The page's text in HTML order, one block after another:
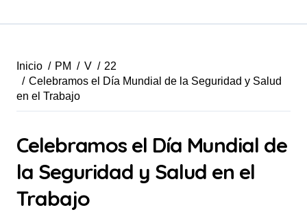
Inicio PM V
22
Celebramos el Día Mundial de la Seguridad y Salud
en el Trabajo
Celebramos el Día Mundial de
la Seguridad y Salud en el
Trabajo